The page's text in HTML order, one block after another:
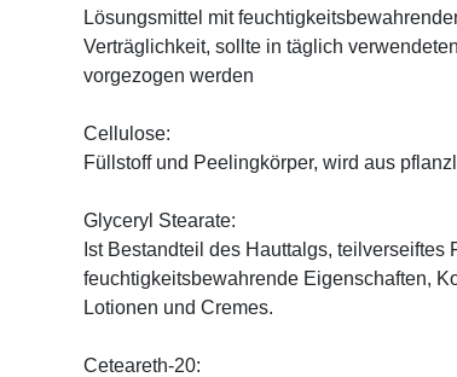
Lösungsmittel mit
Verträglichkeit, sollte in täglich
vorgezogen werden
Cellulose:
Füllstoff und Peelingkörper, wird aus
Glyceryl Stearate:
Ist Bestandteil des Hauttalgs, teilverseiftes
feuchtigkeitsbewahrende Eigenschaften,
Lotionen und Cremes.
Ceteareth-20: